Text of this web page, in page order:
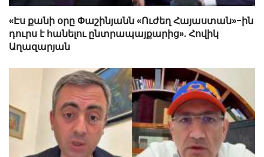
«Էս քանի օրը Փաշինյանն «Ուժեղ Հայաստան»-ին
դուրս է հանելու ընտրապայքարից». Հովիկ
Աղազարյան